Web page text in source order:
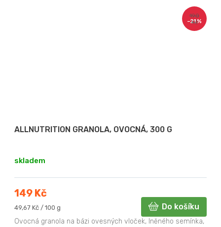
190
Kč
–21 %
ALLNUTRITION GRANOLA, OVOCNÁ, 300 G
skladem
149 Kč
Měrná
49,67 Kč / 100 g Do košíku
Ovocná granola na bázi ovesných vloček, lněného semínka,